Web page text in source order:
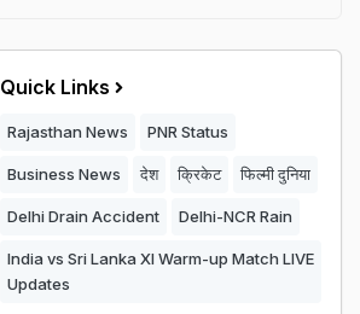
Quick Links
Rajasthan News PNR Status
Business News देश क्रिकेट फिल्मी दुनिया
Delhi Drain Accident Delhi-NCR Rain
India vs Sri Lanka XI Warm-up Match LIVE
Updates